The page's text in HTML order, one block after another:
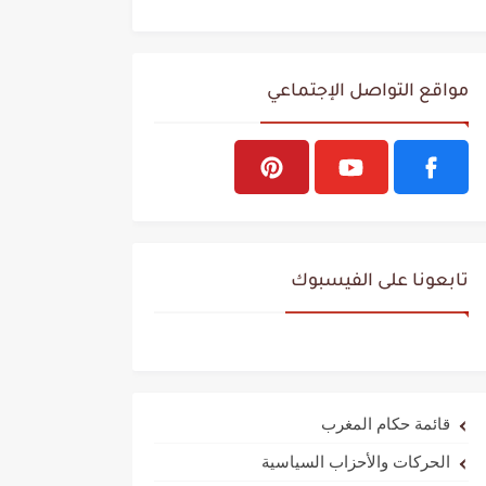
مواقع التواصل الإجتماعي
تابعونا على الفيسبوك
قائمة حكام المغرب
الحركات والأحزاب السياسية